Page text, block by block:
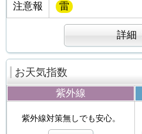
注意報 雷
詳細
お天気指数
紫外線
紫外線対策無しでも安心。